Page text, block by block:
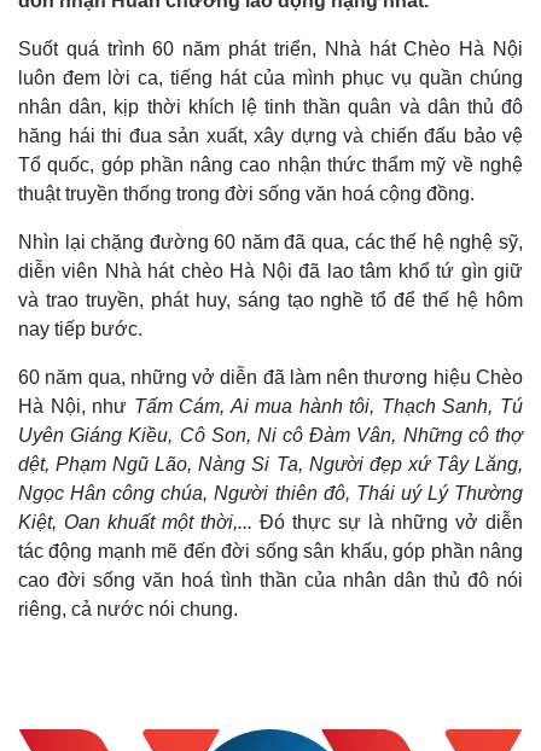
Suốt quá trình 60 năm phát triển, Nhà hát Chèo Hà Nội
luôn đem lời ca, tiếng hát của mình phục vụ quần chúng
nhân dân, kịp thời khích lệ tinh thần quân và dân thủ đô
hăng hái thi đua sản xuất, xây dựng và chiến đấu bảo vệ
Tổ quốc, góp phần nâng cao nhận thức thẩm mỹ về nghệ
thuật truyền thống trong đời sống văn hoá cộng đồng.
Nhìn lại chặng đường 60 năm đã qua, các thế hệ nghệ sỹ,
diễn viên Nhà hát chèo Hà Nội đã lao tâm khổ tứ gìn giữ
và trao truyền, phát huy, sáng tạo nghề tổ để thế hệ hôm
nay tiếp bước.
60 năm qua, những vở diễn đã làm nên thương hiệu Chèo
Hà Nội, như Tấm Cám, Ai mua hành tôi, Thạch Sanh, Tú
Uyên Giáng Kiều, Cô Son, Ni cô Đàm Vân, Những cô thợ
dệt, Phạm Ngũ Lão, Nàng Si Ta, Người đẹp xứ Tây Lăng,
Ngọc Hân công chúa, Người thiên đô, Thái uý Lý Thường
Kiệt, Oan khuất một thời,... Đó thực sự là những vở diễn
tác động mạnh mẽ đến đời sống sân khấu, góp phần nâng
cao đời sống văn hoá tình thần của nhân dân thủ đô nói
riêng, cả nước nói chung.